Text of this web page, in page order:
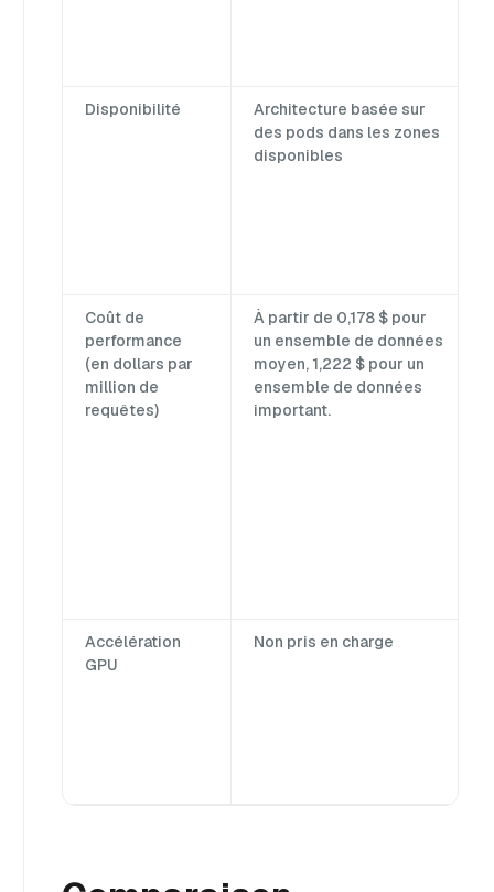
Disponibilité
Architecture basée sur
des pods dans les zones
disponibles
Coût de
performance
(en dollars par
million de
requêtes)
À partir de 0,178 $ pour
un ensemble de données
moyen, 1,222 $ pour un
ensemble de données
important.
Accélération
GPU
Non pris en charge